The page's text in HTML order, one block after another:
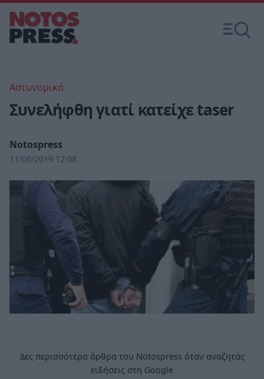
Αστυνομικά
Συνελήφθη γιατί κατείχε taser
Notospress
11/06/2019 12:08
Δες περισσότερα άρθρα του Notospress όταν αναζητάς
ειδήσεις στη Google